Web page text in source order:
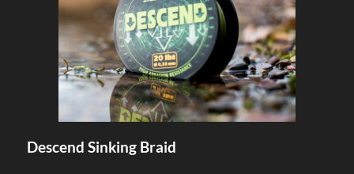
Descend Sinking Braid